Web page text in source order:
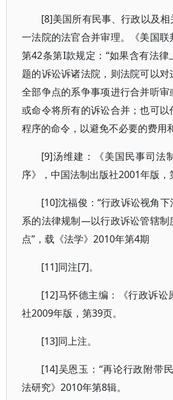
[8]美国所有民事、行政以及
一法院的法官合并审理。《美国联
第42条第I款规定：“如果含有法律
题的诉讼诉诸法院，则法院可以
全部争点的系争事项进行合并听审
或命令将所有的诉讼合并；也可
程序的命令，以避免不必要的费用
[9]汤维建：《美国民事司法
序》，中国法制出版社2001年版，
[10]沈福俊：“行政诉讼视角
系的法律规制—以行政诉讼管辖制
点”，载《法学》2010年第4期
[11]同注[7]。
[12]马怀德主编：《行政诉讼
社2009年版，第39页。
[13]同上注。
[14]吴恩玉：“再论行政附带
法研究》2010年第8辑。